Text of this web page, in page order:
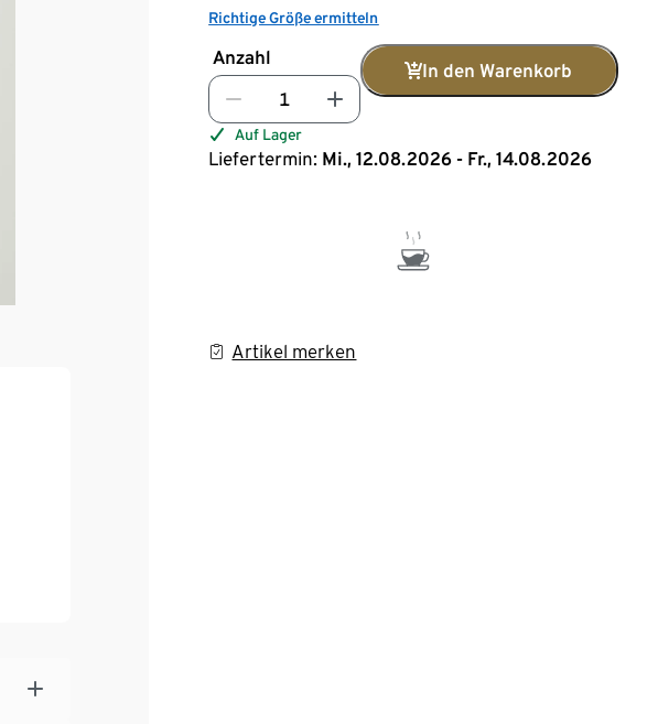
Richtige Größe ermitteln
Anzahl
In den Warenkorb
Auf Lager
Liefertermin: Mi., 12.08.2026 - Fr., 14.08.2026
Artikel merken